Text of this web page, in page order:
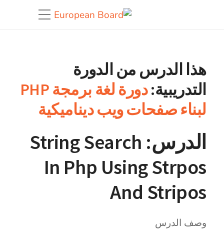
هذا الدرس من الدورة
التدريبية:
دورة لغة برمجة PHP
لبناء صفحات ويب ديناميكية
الدرس: String Search
In Php Using Strpos
And Stripos
وصف الدرس